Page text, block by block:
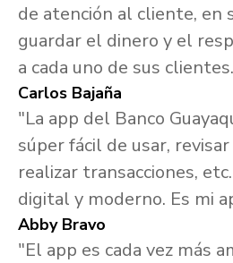
de atención al cliente, en
guardar el dinero y el
a cada uno de sus
Carlos Bajaña
"La app del Banco
súper fácil de usar,
realizar transacciones,
digital y moderno. Es mi
Abby Bravo
"El app es cada vez más